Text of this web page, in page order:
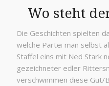
Wo steht
Die Geschichten spielten
welche Partei man selbst
Staffel eins mit Ned Stark
gezeichneter edler
verschwimmen diese Gut/